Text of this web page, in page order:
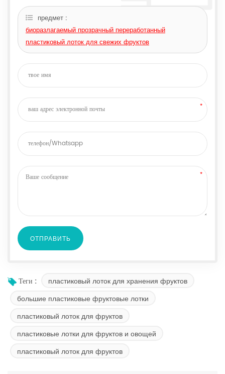
предмет :
биоразлагаемый прозрачный переработанный
пластиковый лоток для свежих фруктов
Теги :
пластиковый лоток для хранения фруктов
большие пластиковые фруктовые лотки
пластиковый лоток для фруктов
пластиковые лотки для фруктов и овощей
пластиковый лоток для фруктов